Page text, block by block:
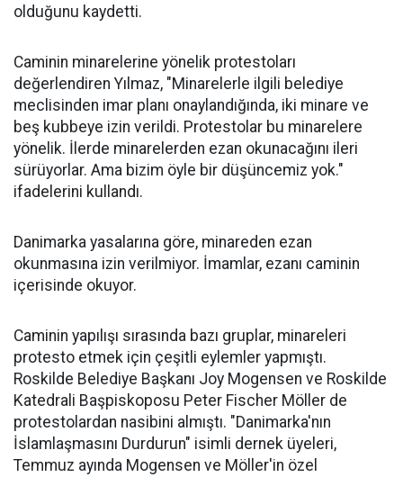
olduğunu kaydetti.
Caminin minarelerine yönelik protestoları
değerlendiren Yılmaz, "Minarelerle ilgili belediye
meclisinden imar planı onaylandığında, iki minare ve
beş kubbeye izin verildi. Protestolar bu minarelere
yönelik. İlerde minarelerden ezan okunacağını ileri
sürüyorlar. Ama bizim öyle bir düşüncemiz yok."
ifadelerini kullandı.
Danimarka yasalarına göre, minareden ezan
okunmasına izin verilmiyor. İmamlar, ezanı caminin
içerisinde okuyor.
Caminin yapılışı sırasında bazı gruplar, minareleri
protesto etmek için çeşitli eylemler yapmıştı.
Roskilde Belediye Başkanı Joy Mogensen ve Roskilde
Katedrali Başpiskoposu Peter Fischer Möller de
protestolardan nasibini almıştı. "Danimarka'nın
İslamlaşmasını Durdurun" isimli dernek üyeleri,
Temmuz ayında Mogensen ve Möller'in özel